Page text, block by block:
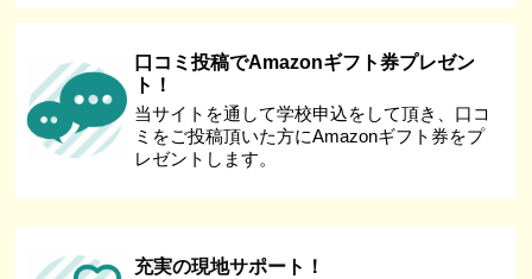
口コミ投稿でAmazonギフト券プレゼン
ト！
当サイトを通して学校申込をして頂き、口コ
ミをご投稿頂いた方にAmazonギフト券をプ
レゼントします。
充実の現地サポート！